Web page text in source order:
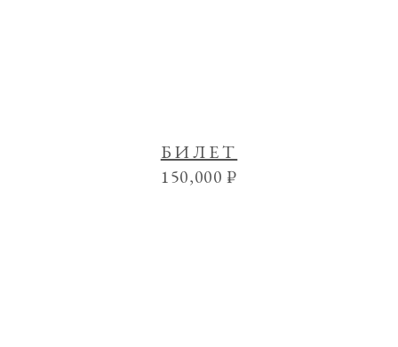
БИЛЕТ
150,000₽